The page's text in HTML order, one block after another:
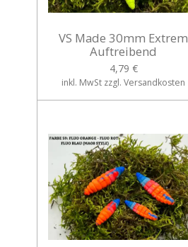
VS Made 30mm Extrem
Auftreibend
4,79 €
inkl. MwSt zzgl. Versandkosten